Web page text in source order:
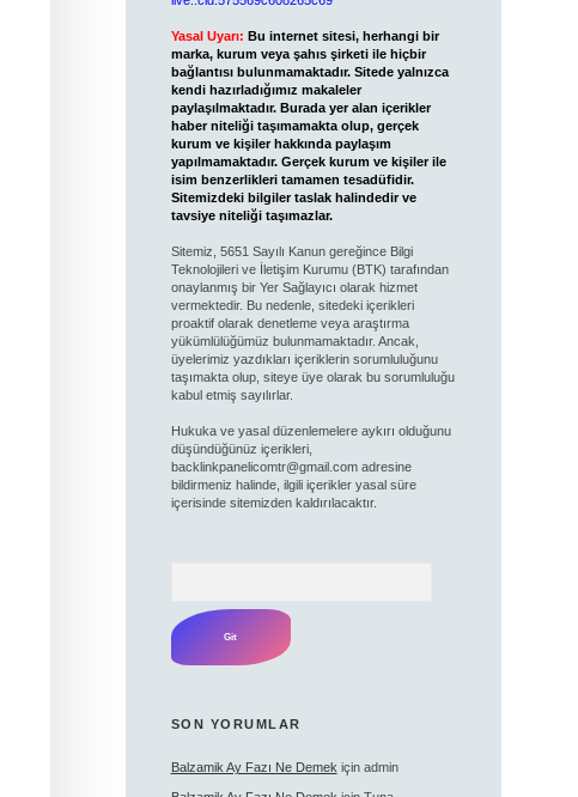
Yasal Uyarı: Bu internet sitesi, herhangi bir
marka, kurum veya şahıs şirketi ile hiçbir
bağlantısı bulunmamaktadır. Sitede yalnızca
kendi hazırladığımız makaleler
paylaşılmaktadır. Burada yer alan içerikler
haber niteliği taşımamakta olup, gerçek
kurum ve kişiler hakkında paylaşım
yapılmamaktadır. Gerçek kurum ve kişiler ile
isim benzerlikleri tamamen tesadüfidir.
Sitemizdeki bilgiler taslak halindedir ve
tavsiye niteliği taşımazlar.
Sitemiz, 5651 Sayılı Kanun gereğince Bilgi
Teknolojileri ve İletişim Kurumu (BTK) tarafından
onaylanmış bir Yer Sağlayıcı olarak hizmet
vermektedir. Bu nedenle, sitedeki içerikleri
proaktif olarak denetleme veya araştırma
yükümlülüğümüz bulunmamaktadır. Ancak,
üyelerimiz yazdıkları içeriklerin sorumluluğunu
taşımakta olup, siteye üye olarak bu sorumluluğu
kabul etmiş sayılırlar.
Hukuka ve yasal düzenlemelere aykırı olduğunu
düşündüğünüz içerikleri,
backlinkpanelicomtr@gmail.comadresine
bildirmeniz halinde, ilgili içerikler yasal süre
içerisinde sitemizden kaldırılacaktır.
SON YORUMLAR
Balzamik Ay Fazı Ne Demek için admin